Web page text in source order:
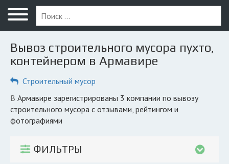
Меню
Главная
Вопрос юристу
Компании
КОМПАНИЯМ
Вывоз строительного мусора пухто,
контейнером в Армавире
Строительный мусор
в Армавире зарегистрированы 3 компании по вывозу
строительного мусора с отзывами, рейтингом и
фотографиями
ФИЛЬТРЫ